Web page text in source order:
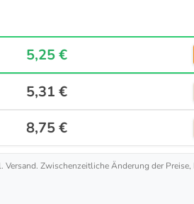
5,25 €
5,31 €
8,75 €
Zwischenzeitliche Änderung der